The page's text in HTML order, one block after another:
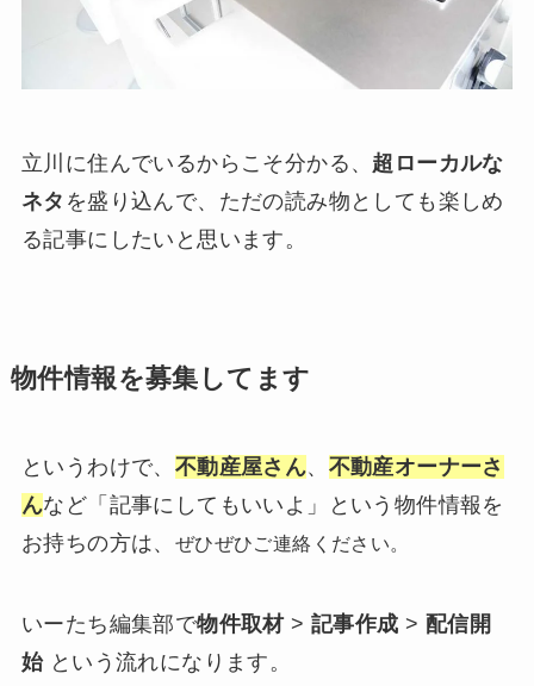
立川に住んでいるからこそ分かる、 超ローカルな
ネタ を盛り込んで、ただの読み物としても楽しめ
る記事にしたいと思います。
物件情報を募集してます
というわけで、 不動産屋さん、 不動産オーナーさ
んなど「記事にしてもいいよ」という物件情報を
お持ちの方は、
ぜひぜひご連絡ください。
いーたち編集部で物件取材> 記事作成 > 配信開
始という流れになります。